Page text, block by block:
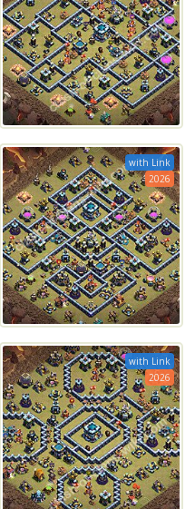
with Link
2026
with Link
2026